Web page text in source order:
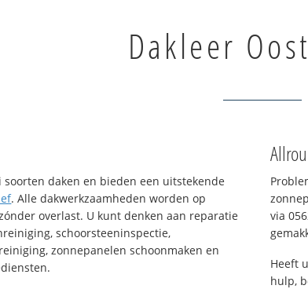
Dakleer
soorten daken en bieden een uitstekende
. Alle dakwerkzaamheden worden op
overlast. U kunt denken aan reparatie
schoorsteeninspectie,
zonnepanelen schoonmaken en
via
Heeft
hulp,